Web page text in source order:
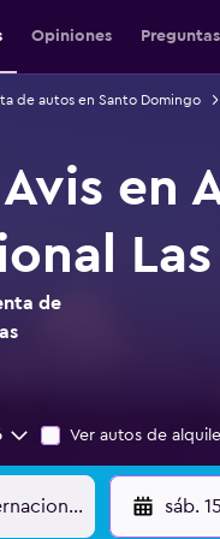
Opiniones
de autos en Santo Domingo
en
de
Ver autos de
sáb.